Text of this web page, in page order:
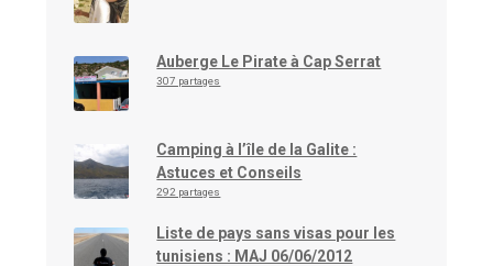
Auberge Le Pirate à Cap Serrat
307 partages
Camping à l’île de la Galite :
Astuces et Conseils
292 partages
Liste de pays sans visas pour les
tunisiens : MAJ 06/06/2012